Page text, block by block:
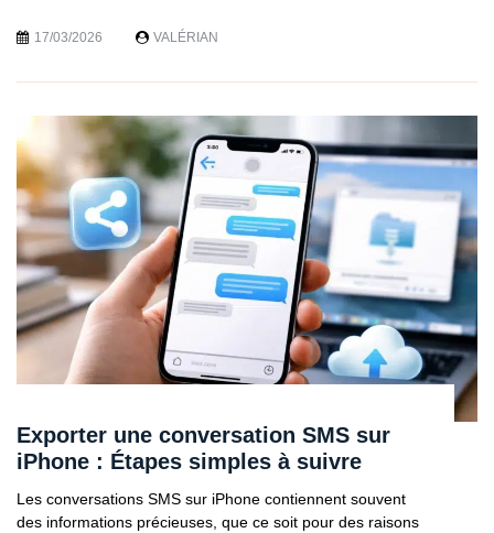
17/03/2026 VALÉRIAN
Exporter une conversation SMS sur
iPhone : Étapes simples à suivre
Les conversations SMS sur iPhone contiennent souvent
des informations précieuses, que ce soit pour des raisons